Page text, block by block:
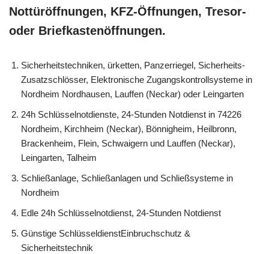
Nottüröffnungen, KFZ-Öffnungen, Tresor-
oder Briefkastenöffnungen.
Sicherheitstechniken, ürketten, Panzerriegel, Sicherheits-
Zusatzschlösser, Elektronische Zugangskontrollsysteme in
Nordheim Nordhausen, Lauffen (Neckar) oder Leingarten
24h Schlüsselnotdienste, 24-Stunden Notdienst in 74226
Nordheim, Kirchheim (Neckar), Bönnigheim, Heilbronn,
Brackenheim, Flein, Schwaigern und Lauffen (Neckar),
Leingarten, Talheim
Schließanlage, Schließanlagen und Schließsysteme in
Nordheim
Edle 24h Schlüsselnotdienst, 24-Stunden Notdienst
Günstige SchlüsseldienstEinbruchschutz &
Sicherheitstechnik